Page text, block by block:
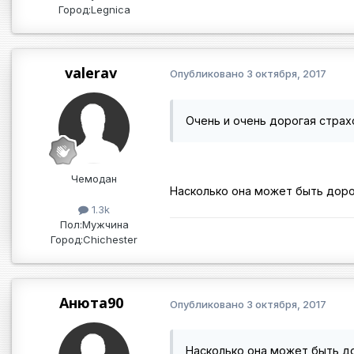
Город:Legnica
valerav
Чемодан
1.3k
Пол:Мужчина
Город:Chichester
Опубликовано 3 октября, 2017
Очень и очень дорогая
Насколько она может быть
Анюта90 Опубликовано 3 октября, 2017
Насколько она может быть